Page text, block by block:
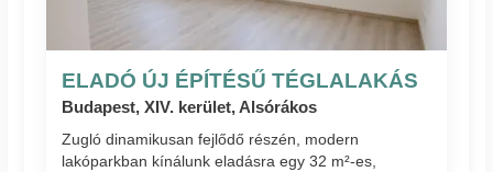
ELADÓ ÚJ ÉPÍTÉSŰ TÉGLALAKÁS
Budapest, XIV. kerület, Alsórákos
Zugló dinamikusan fejlődő részén, modern
lakóparkban kínálunk eladásra egy 32 m²-es,